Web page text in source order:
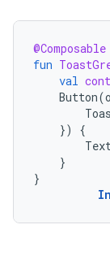
@Composable
fun
val
Button(
})
{
}
}